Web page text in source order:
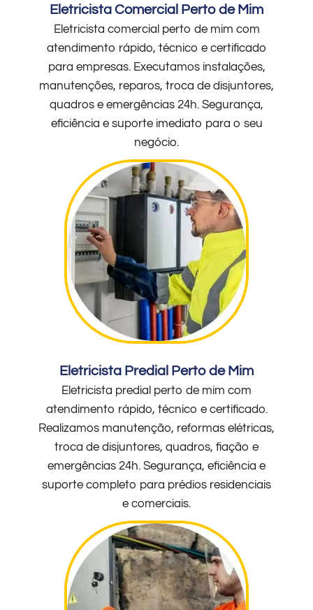
Eletricista Comercial Perto de Mim
Eletricista comercial perto de mim com
atendimento rápido, técnico e certificado
para empresas. Executamos instalações,
manutenções, reparos, troca de disjuntores,
quadros e emergências 24h. Segurança,
eficiência e suporte imediato para o seu
negócio.
Eletricista Predial Perto de Mim
Eletricista predial perto de mim com
atendimento rápido, técnico e certificado.
Realizamos manutenção, reformas elétricas,
troca de disjuntores, quadros, fiação e
emergências 24h. Segurança, eficiência e
suporte completo para prédios residenciais
e comerciais.